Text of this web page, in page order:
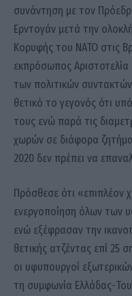
συνάντηση με τον
Ερντογάν μετά την
Κορυφής του ΝΑΤΟ στις
εκπρόσωπος
των πολιτικών
θετικό το γεγονός ότι
τους ενώ παρά τις
χωρών σε διάφορα
2020 δεν πρέπει να
Πρόσθεσε ότι «επιπλέον
ενεργοποίηση όλων των
ενώ εξέφρασαν την
θετικής ατζέντας επί 25
οι υφυπουργοί
τη συμφωνία Ελλάδας-